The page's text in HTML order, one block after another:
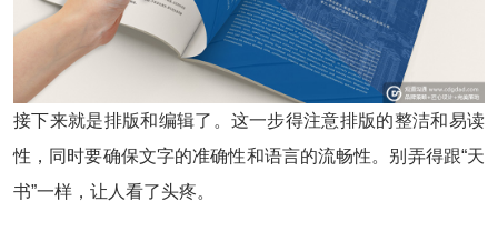
接下来就是排版和编辑了。这一步得注意排版的整洁和易读
性，同时要确保文字的准确性和语言的流畅性。别弄得跟“天
书”一样，让人看了头疼。